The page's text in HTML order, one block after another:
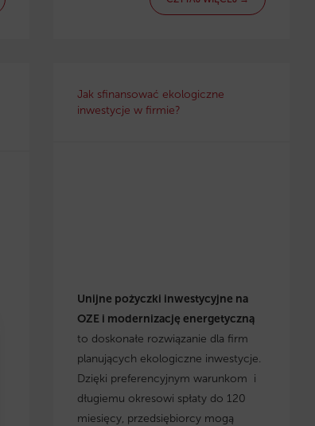
Jak sfinansować ekologiczne
inwestycje w firmie?
Unijne pożyczki inwestycyjne na
OZE i modernizację energetyczną
to doskonałe rozwiązanie dla firm
planujących ekologiczne inwestycje.
Dzięki preferencyjnym warunkom i
długiemu okresowi spłaty do 120
miesięcy, przedsiębiorcy mogą